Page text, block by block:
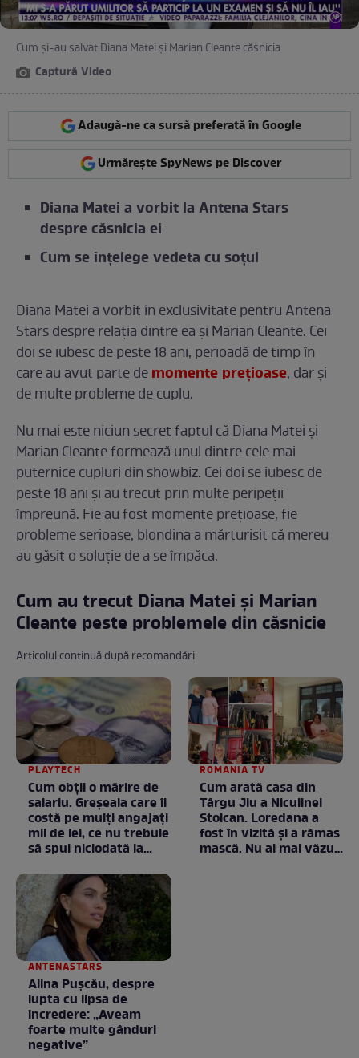
Cum și-au salvat Diana Matei și Marian Cleante căsnicia
Captură Video
Adaugă-ne ca sursă preferată în Google
Urmărește SpyNews pe Discover
Diana Matei a vorbit la Antena Stars
despre căsnicia ei
Cum se înțelege vedeta cu soțul
Diana Matei a vorbit în exclusivitate pentru Antena
Stars despre relația dintre ea și Marian Cleante. Cei
doi se iubesc de peste 18 ani, perioadă de timp în
care au avut parte demomente prețioase, dar și
de multe probleme de cuplu.
Nu mai este niciun secret faptul că Diana Matei și
Marian Cleante formează unul dintre cele mai
puternice cupluri din showbiz. Cei doi se iubesc de
peste 18 ani și au trecut prin multe peripeții
împreună. Fie au fost momente prețioase, fie
probleme serioase, blondina a mărturisit că mereu
au găsit o soluție de a se împăca.
Cum au trecut Diana Matei și Marian
Cleante peste problemele din căsnicie
Articolul continuă după recomandări
PLAYTECH
Cum obții o mărire de
salariu. Greșeala care îi
costă pe mulți angajați
mii de lei, ce nu trebuie
să spui niciodată la
ROMANIA TV
Cum arată casa din
Târgu Jiu a Niculinei
Stoican. Loredana a
fost în vizită și a rămas
mască. Nu ai mai văzut
ANTENASTARS
Alina Pușcău, despre
lupta cu lipsa de
încredere: „Aveam
foarte multe gânduri
negative”